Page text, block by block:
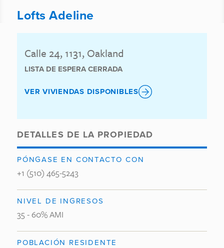
Lofts Adeline
Calle 24, 1131, Oakland
LISTA DE ESPERA CERRADA
VER VIVIENDAS DISPONIBLES
DETALLES DE LA PROPIEDAD
PÓNGASE EN CONTACTO CON
+1 (510) 465-5243
NIVEL DE INGRESOS
35 - 60% AMI
POBLACIÓN RESIDENTE